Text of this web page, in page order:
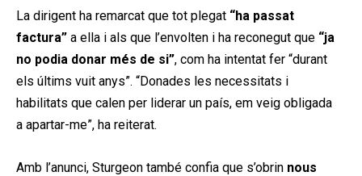
La dirigent ha remarcat que tot plegat “ha passat
factura” a ella i als que l’envolten i ha reconegut que “ja
no podia donar més de si”, com ha intentat fer “durant
els últims vuit anys”. “Donades les necessitats i
habilitats que calen per liderar un país, em veig obligada
a apartar-me”, ha reiterat.
Amb l’anunci, Sturgeon també confia que s’obrin nous